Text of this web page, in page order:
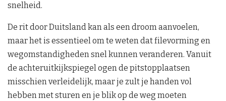
snelheid.
De rit door Duitsland kan als een droom aanvoelen,
maar het is essentieel om te weten dat filevorming en
wegomstandigheden snel kunnen veranderen. Vanuit
de achteruitkijkspiegel ogen de pitstopplaatsen
misschien verleidelijk, maar je zult je handen vol
hebben met sturen en je blik op de weg moeten